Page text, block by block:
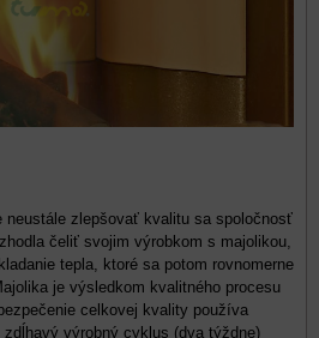
neustále zlepšovať kvalitu sa spoločnosť
čeliť svojim výrobkom s majolikou,
tepla, ktoré sa potom rovnomerne
je výsledkom kvalitného procesu
celkovej kvality používa
zdĺhavý výrobný cyklus (dva týždne)